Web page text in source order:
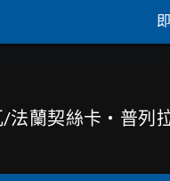
法蘭契絲卡・普列